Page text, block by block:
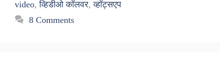
video,व्हिडीओ कॉलवर,व्हॉट्सएप
8 Comments